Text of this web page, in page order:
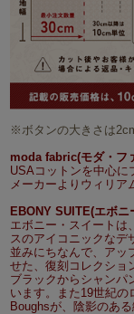
※ボタンの大きさは
moda fabric(モダ・フ
USAコットンを中心に
メーカーよりウィリア
EBONY SUITE(エボニ
エボニー・スイートは
スのアイコニックなデ
並みにちなんで、アッ
せた、復刻コレクショ
ブラックからシャンパ
います。また19世紀の
Boughsが、陰影のあ